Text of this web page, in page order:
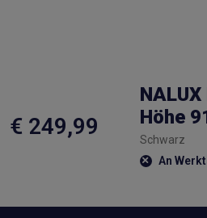
€ 249,99
Höhe
Schwarz
An